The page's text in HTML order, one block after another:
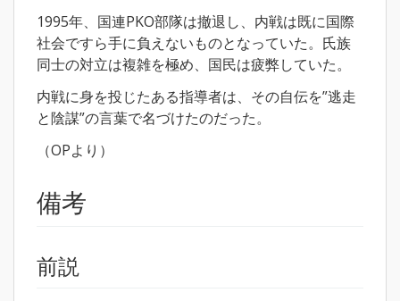
1995年、国連PKO部隊は撤退し、内戦は既に国際
社会ですら手に負えないものとなっていた。氏族
同士の対立は複雑を極め、国民は疲弊していた。
内戦に身を投じたある指導者は、その自伝を”逃走
と陰謀”の言葉で名づけたのだった。
（OPより）
備考
前説